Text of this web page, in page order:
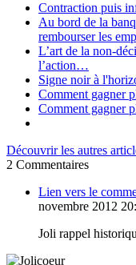
Contraction puis
Au bord de la
rembourser les
L’art de la non-
l’action…
Signe noir à
Comment gagner
Comment gagner
Découvrir les autres
2 Commentaires
Lien vers le
novembre 2012
Joli rappel